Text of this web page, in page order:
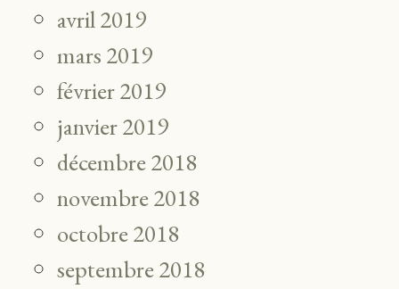
avril 2019
mars 2019
février 2019
janvier 2019
décembre 2018
novembre 2018
octobre 2018
septembre 2018